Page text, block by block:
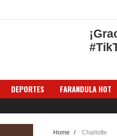
DEPORTES FARANDULA HOT
Home / Charlotte